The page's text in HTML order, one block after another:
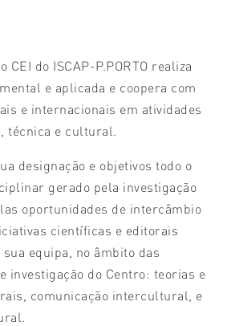
CEI do ISCAP-P.PORTO realiza
e aplicada e coopera com
e internacionais em atividades
técnica e cultural.
designação e objetivos todo o
gerado pela investigação
oportunidades de intercâmbio
científicas e editorais
equipa, no âmbito das
investigação do Centro: teorias e
comunicação intercultural, e